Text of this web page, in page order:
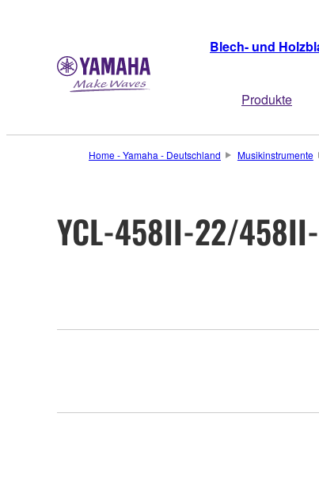
Blech- und
Produkte
Home - Yamaha - Deutschland Musikinstrumente
YCL-458II-22/